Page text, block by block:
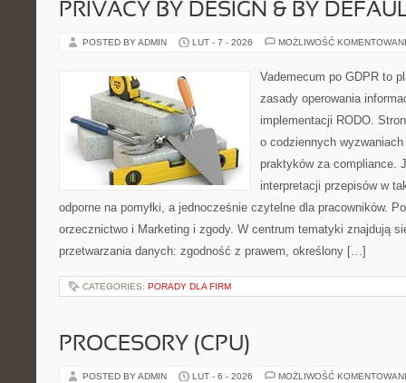
PRIVACY BY DESIGN & BY
POSTED BY ADMIN LUT - 7 - 2026 MOŻLIWOŚĆ
Vademecum po GDPR to
zasady operowania
implementacji RODO.
o codziennych
praktyków za compliance.
interpretacji przepisów w
odporne na pomyłki, a jednocześnie czytelne dla pracowników.
orzecznictwo i Marketing i zgody. W centrum tematyki znajdują
przetwarzania danych: zgodność z prawem, określony […]
CATEGORIES: PORADY DLA FIRM
PROCESORY (CPU)
POSTED BY ADMIN LUT - 6 - 2026 MOŻLIWOŚĆ